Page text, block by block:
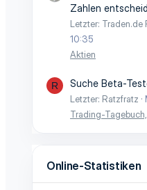
Zahlen
Letzter: Traden.de
10:35
Aktien
R Suche Beta-
Letzter: Ratzfratz
Trading-
Online-Statistiken